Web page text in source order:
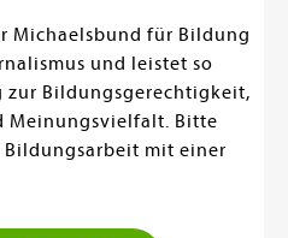
Michaelsbund für Bildung
und leistet so
Bildungsgerechtigkeit,
Meinungsvielfalt. Bitte
Bildungsarbeit mit einer